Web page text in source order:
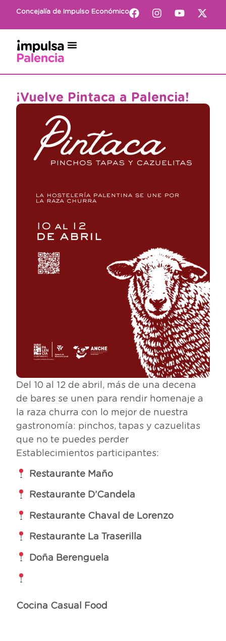
Concejalía de Impulso Económico
¡Vuelve Pintaca a Palencia!
Del 10 al 12 de abril, más de una decena
de bares se unen para rendir homenaje a
la raza churra con lo mejor de nuestra
gastronomía: pinchos, tapas y cazuelitas
que no te puedes perder
Establecimientos participantes:
Restaurante Maño
Restaurante D’Candela
Restaurante Chaval de Lorenzo
Restaurante La Traserilla
Doña Berenguela
Cocina Casual Food